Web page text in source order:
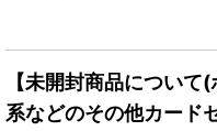
【未開封商品につい
系などのその他カード